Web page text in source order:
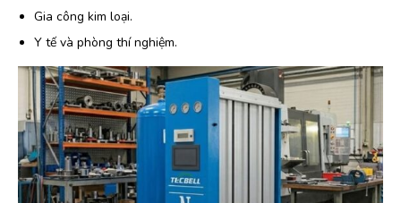
Gia công kim loại.
Y tế và phòng thí nghiệm.